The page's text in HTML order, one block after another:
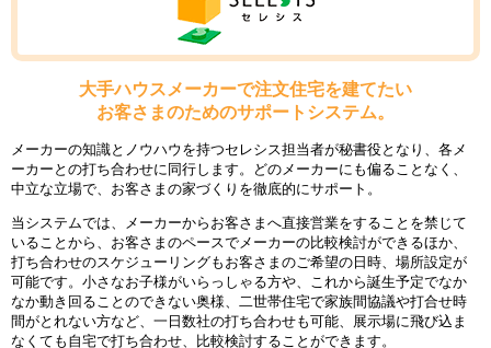
大手ハウスメーカーで注文住宅を建てたい
お客さまのためのサポートシステム。
メーカーの知識とノウハウを持つセレシス担当者が秘書役となり、各メ
ーカーとの打ち合わせに同行します。どのメーカーにも偏ることなく、
中立な立場で、お客さまの家づくりを徹底的にサポート。
当システムでは、メーカーからお客さまへ直接営業をすることを禁じて
いることから、お客さまのペースでメーカーの比較検討ができるほか、
打ち合わせのスケジューリングもお客さまのご希望の日時、場所設定が
可能です。小さなお子様がいらっしゃる方や、これから誕生予定でなか
なか動き回ることのできない奥様、二世帯住宅で家族間協議や打合せ時
間がとれない方など、一日数社の打ち合わせも可能、展示場に飛び込ま
なくても自宅で打ち合わせ、比較検討することができます。